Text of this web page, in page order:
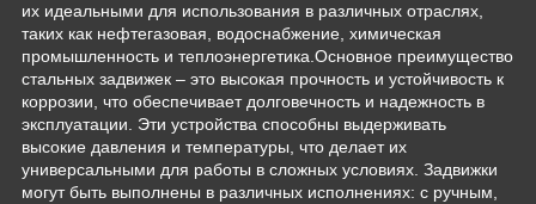
их идеальными для использования в различных отраслях,
таких как нефтегазовая, водоснабжение, химическая
промышленность и теплоэнергетика.Основное преимущество
стальных задвижек – это высокая прочность и устойчивость к
коррозии, что обеспечивает долговечность и надежность в
эксплуатации. Эти устройства способны выдерживать
высокие давления и температуры, что делает их
универсальными для работы в сложных условиях. Задвижки
могут быть выполнены в различных исполнениях: с ручным,